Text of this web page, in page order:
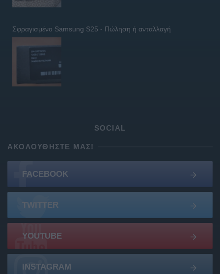
Σφραγισμένο Samsung S25 - Πώληση ή ανταλλαγή
SOCIAL
ΑΚΟΛΟΥΘΉΣΤΕ ΜΑΣ!
FACEBOOK
TWITTER
YOUTUBE
INSTAGRAM